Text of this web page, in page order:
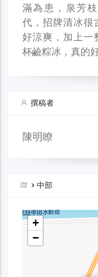
滿為患，泉芳
代，招牌清冰很
好涼爽，加上一
杯鹼粽冰，真的
撰稿者
陳明瞭
> 中部